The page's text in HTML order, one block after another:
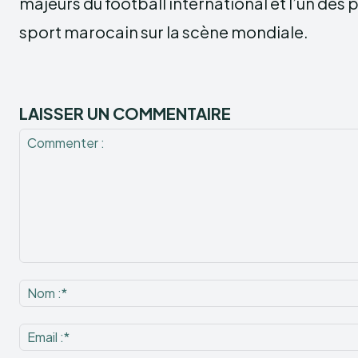
sport marocain sur la scène mondiale.
LAISSER UN COMMENTAIRE